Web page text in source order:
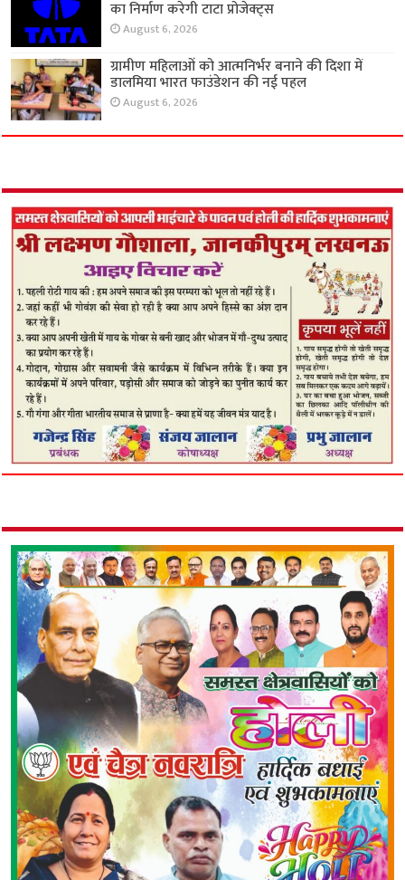
का निर्माण करेगी टाटा प्रोजेक्ट्स
August 6, 2026
ग्रामीण महिलाओं को आत्मनिर्भर बनाने की दिशा में
डालमिया भारत फाउंडेशन की नई पहल
August 6, 2026